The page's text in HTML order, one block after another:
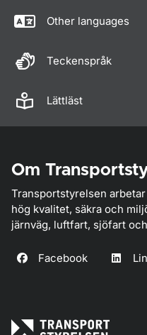
Other languages
Teckenspråk
Lättläst
Om
Transportstyrelsen
hög kvalitet, säkra och
järnväg, luftfart, sjöfart
Facebook